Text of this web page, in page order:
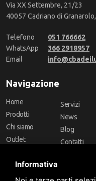
Via XX Settembre, 21/23
40057 Cadriano di
Telefono
051 766662
WhatsApp
366 2918957
Email
Navigazione
Home
Prodotti
Chi siamo
Outlet
Marchi
Servizi
News
Blog
Contatti
Informativa